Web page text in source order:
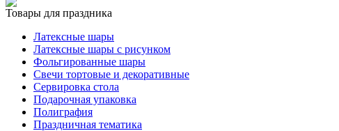
Товары для праздника
Латексные шары
Латексные шары с рисунком
Фольгированные шары
Свечи тортовые и декоративные
Сервировка стола
Подарочная упаковка
Полиграфия
Праздничная тематика